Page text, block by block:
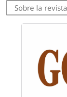
Sobre la revista